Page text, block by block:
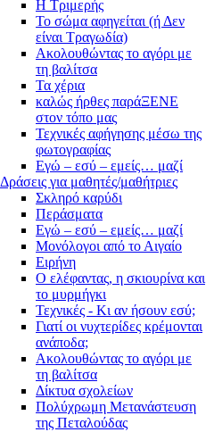
Η Τριμερής
Το σώμα αφηγείται (ή Δεν
είναι Τραγωδία)
Ακολουθώντας το αγόρι με
τη βαλίτσα
Τα χέρια
καλώς ήρθες παράΞΕΝΕ
στον τόπο μας
Τεχνικές αφήγησης μέσω της
φωτογραφίας
Εγώ – εσύ – εμείς… μαζί
Δράσεις για μαθητές/μαθήτριες
Σκληρό καρύδι
Περάσματα
Εγώ – εσύ – εμείς… μαζί
Μονόλογοι από το Αιγαίο
Ειρήνη
Ο ελέφαντας, η σκιουρίνα και
το μυρμήγκι
Τεχνικές - Κι αν ήσουν εσύ;
Γιατί οι νυχτερίδες κρέμονται
ανάποδα;
Ακολουθώντας το αγόρι με
τη βαλίτσα
Δίκτυα σχολείων
Πολύχρωμη Μετανάστευση
της Πεταλούδας